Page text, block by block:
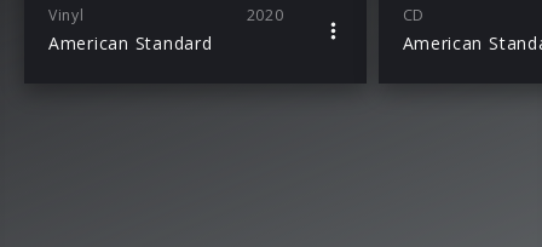
Vinyl 2020
American Standard
CD
American